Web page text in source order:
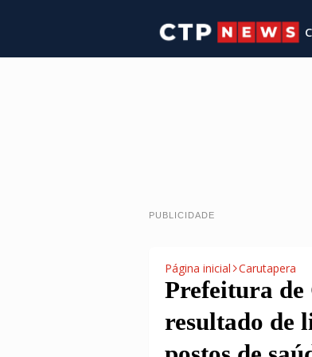
PUBLICIDADE
Página inicial Carutapera
Prefeitura
resultado de